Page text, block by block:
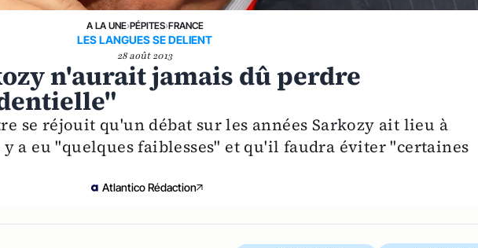
A LA UNE›PÉPITES›FRANCE
LES LANGUES SE DELIENT
28 août 2013
n'aurait jamais dû perdre
se réjouit qu'un débat sur les années Sarkozy ait lieu à
a eu "quelques faiblesses" et qu'il faudra éviter "certaines
Atlantico Rédaction